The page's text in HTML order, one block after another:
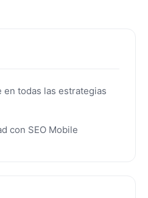
en todas las estrategias
con SEO Mobile